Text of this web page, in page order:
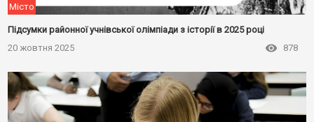
Місто
Підсумки районної учнівської олімпіади з історії в 2025 році
20 жовтня 2025
878